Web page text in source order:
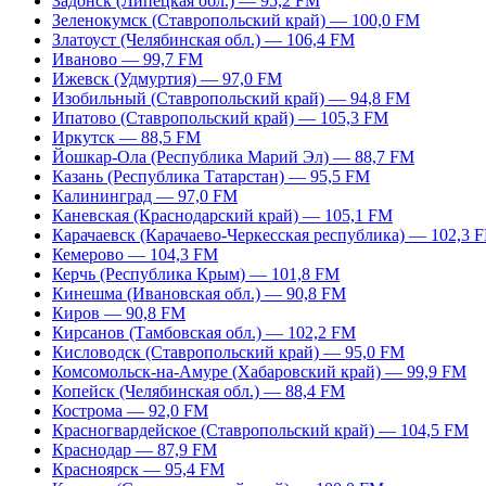
Зеленокумск (Ставропольский край) — 100,0 FM
Златоуст (Челябинская обл.) — 106,4 FM
Иваново — 99,7 FM
Ижевск (Удмуртия) — 97,0 FM
Изобильный (Ставропольский край) — 94,8 FM
Ипатово (Ставропольский край) — 105,3 FM
Иркутск — 88,5 FM
Йошкар-Ола (Республика Марий Эл) — 88,7 FM
Казань (Республика Татарстан) — 95,5 FM
Калининград — 97,0 FM
Каневская (Краснодарский край) — 105,1 FM
Карачаевск (Карачаево-Черкесская республика) — 102,3
Кемерово — 104,3 FM
Керчь (Республика Крым) — 101,8 FM
Кинешма (Ивановская обл.) — 90,8 FM
Киров — 90,8 FM
Кирсанов (Тамбовская обл.) — 102,2 FM
Кисловодск (Ставропольский край) — 95,0 FM
Комсомольск-на-Амуре (Хабаровский край) — 99,9 FM
Копейск (Челябинская обл.) — 88,4 FM
Кострома — 92,0 FM
Красногвардейское (Ставропольский край) — 104,5 FM
Краснодар — 87,9 FM
Красноярск — 95,4 FM